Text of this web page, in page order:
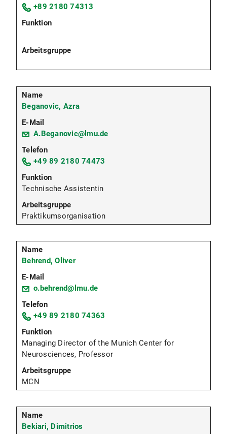
+89 2180 74313
Beganovic, Azra
A.Beganovic@lmu.de
+49 89 2180 74473
Technische Assistentin
Praktikumsorganisation
Behrend, Oliver
o.behrend@lmu.de
+49 89 2180 74363
Managing Director of the Munich Center for
Neurosciences, Professor
MCN
Bekiari, Dimitrios